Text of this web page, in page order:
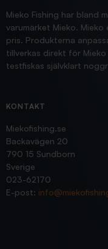
Mieko Fishing har bland
varumärket Mieko.
pris. Produkterna
tillverkas direkt för
testfiskas självklart
KONTAKT
Miekofishing.se
Backavägen 20
790 15 Sundborn
Sverige
023-62170
E-post: